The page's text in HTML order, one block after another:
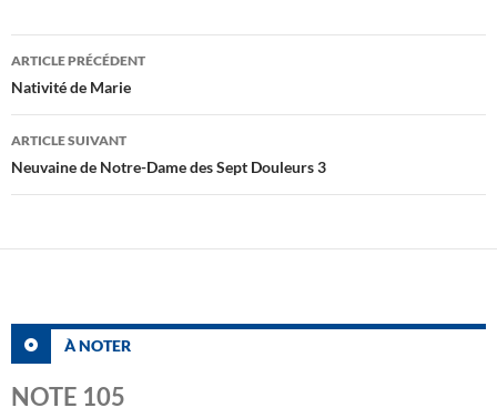
Navigation
des
articles
ARTICLE PRÉCÉDENT
Nativité de Marie
ARTICLE SUIVANT
Neuvaine de Notre-Dame des Sept Douleurs 3
À NOTER
NOTE 105